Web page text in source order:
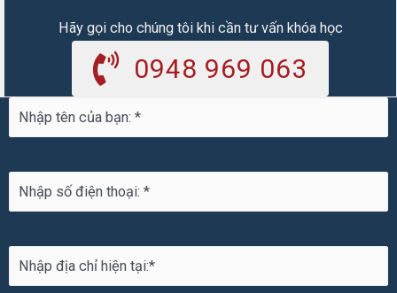
Hãy gọi cho chúng tôi khi cần tư vấn khóa học
0948 969 063